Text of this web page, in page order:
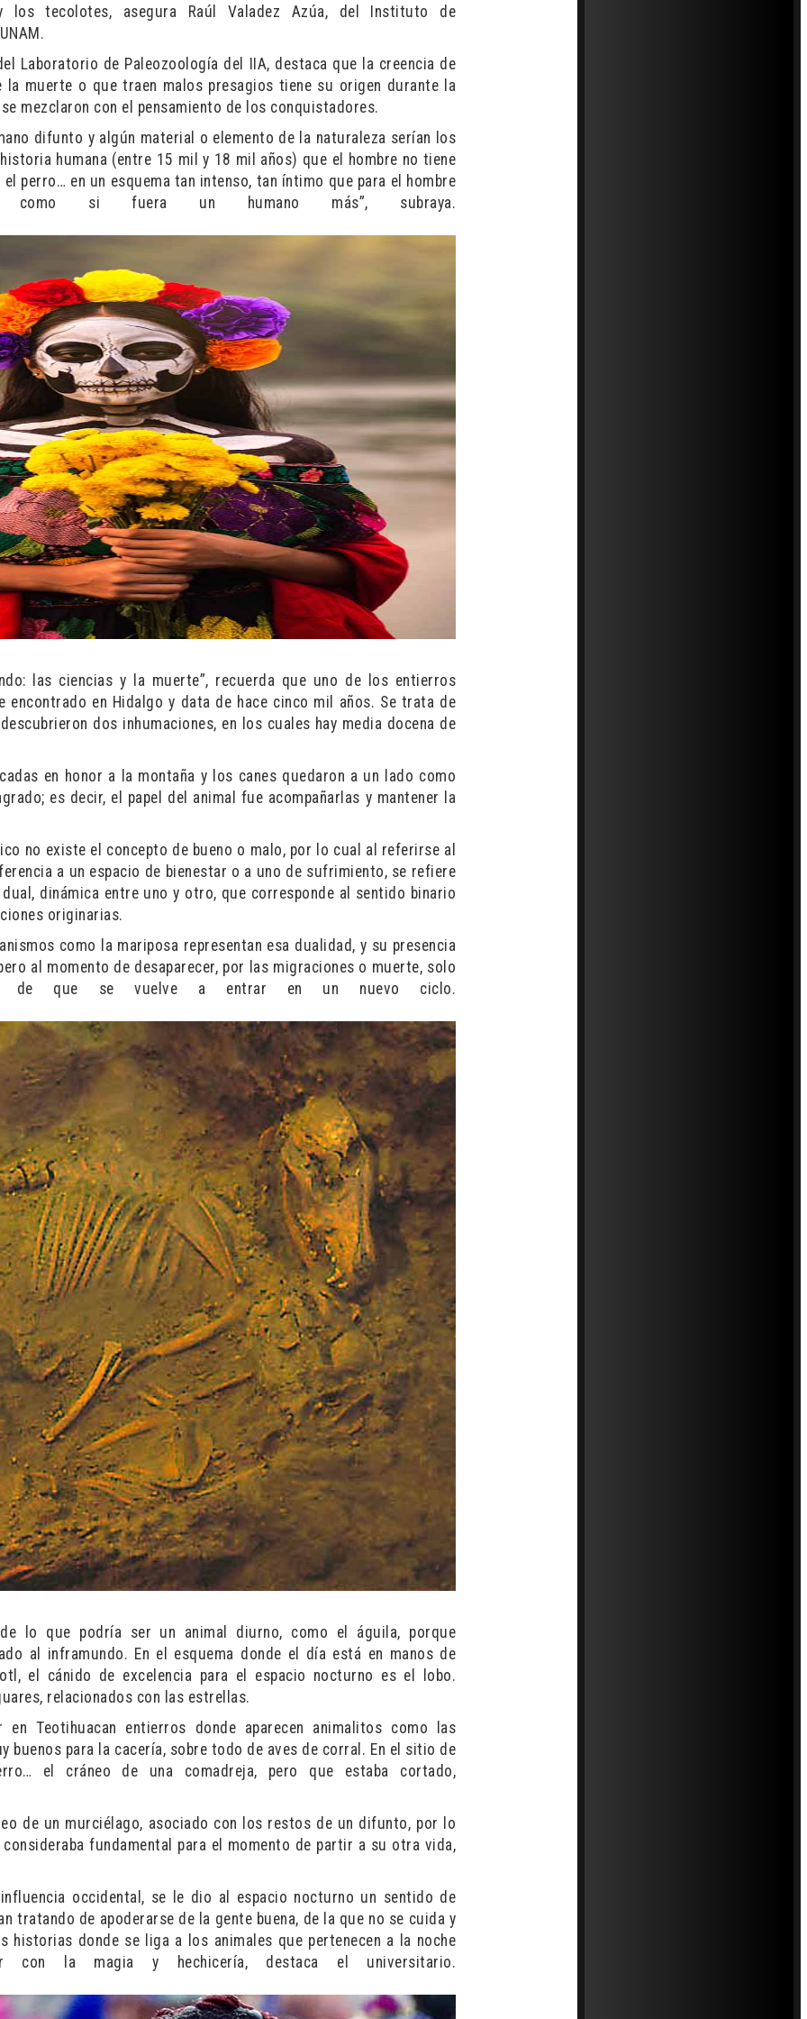
los tecolotes, asegura Raúl Valadez Azúa, del Instituto de
Laboratorio de Paleozoología del IIA, destaca que la creencia de
la muerte o que traen malos presagios tiene su origen durante la
mezclaron con el pensamiento de los conquistadores.
difunto y algún material o elemento de la naturaleza serían los
humana (entre 15 mil y 18 mil años) que el hombre no tiene
perro… en un esquema tan intenso, tan íntimo que para el hombre
si fuera un humano más”, subraya.
las ciencias y la muerte”, recuerda que uno de los entierros
encontrado en Hidalgo y data de hace cinco mil años. Se trata de
dos inhumaciones, en los cuales hay media docena de
en honor a la montaña y los canes quedaron a un lado como
es decir, el papel del animal fue acompañarlas y mantener la
no existe el concepto de bueno o malo, por lo cual al referirse al
a un espacio de bienestar o a uno de sufrimiento, se refiere
dinámica entre uno y otro, que corresponde al sentido binario
originarias.
como la mariposa representan esa dualidad, y su presencia
al momento de desaparecer, por las migraciones o muerte, solo
de que se vuelve a entrar en un nuevo ciclo.
lo que podría ser un animal diurno, como el águila, porque
al inframundo. En el esquema donde el día está en manos de
el cánido de excelencia para el espacio nocturno es el lobo.
relacionados con las estrellas.
en Teotihuacan entierros donde aparecen animalitos como las
buenos para la cacería, sobre todo de aves de corral. En el sitio de
el cráneo de una comadreja, pero que estaba cortado,
de un murciélago, asociado con los restos de un difunto, por lo
fundamental para el momento de partir a su otra vida,
occidental, se le dio al espacio nocturno un sentido de
tratando de apoderarse de la gente buena, de la que no se cuida y
historias donde se liga a los animales que pertenecen a la noche
con la magia y hechicería, destaca el universitario.